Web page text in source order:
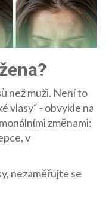
než muži. Není to
vlasy“ - obvykle na
změnami:
v
nezaměřujte se